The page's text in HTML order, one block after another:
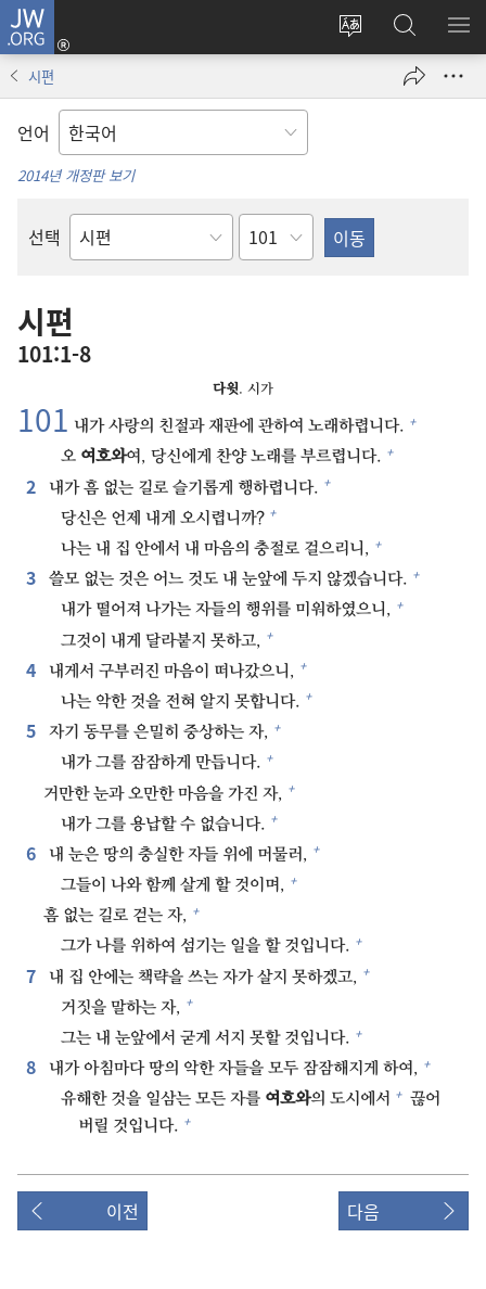
JW.ORG
사이트
변경
로그인
(새로운
열기)
JW.ORG
검색
메
시편
언어
2014년 개정판 보기
선택
성경의
장
시편
101:1-8
다윗. 시가
101⁠ 내가 사랑의 친절과 재판에 관하여 노래하렵니다. +
오 여호와여, 당신에게 찬양 노래를 부르렵니다. +
2⁠ 내가 흠 없는 길로 슬기롭게 행하렵니다. +
당신은 언제 내게 오시렵니까? +
나는 내 집 안에서 내 마음의 충절로 걸으리니, +
3⁠ 쓸모 없는 것은 어느 것도 내 눈앞에 두지 않겠습니다. +
내가 떨어져 나가는 자들의 행위를 미워하였으니, +
그것이 내게 달라붙지 못하고, +
4⁠ 내게서 구부러진 마음이 떠나갔으니, +
나는 악한 것을 전혀 알지 못합니다. +
5⁠ 자기 동무를 은밀히 중상하는 자, +
내가 그를 잠잠하게 만듭니다. +
거만한 눈과 오만한 마음을 가진 자, +
내가 그를 용납할 수 없습니다. +
6⁠ 내 눈은 땅의 충실한 자들 위에 머물러, +
그들이 나와 함께 살게 할 것이며, +
흠 없는 길로 걷는 자, +
그가 나를 위하여 섬기는 일을 할 것입니다. +
7⁠ 내 집 안에는 책략을 쓰는 자가 살지 못하겠고, +
거짓을 말하는 자, +
그는 내 눈앞에서 굳게 서지 못할 것입니다. +
8⁠ 내가 아침마다 땅의 악한 자들을 모두 잠잠해지게 하여, +
유해한 것을 일삼는 모든 자를 여호와의 도시에서 + 끊어
버릴 것입니다. +
이전 다음